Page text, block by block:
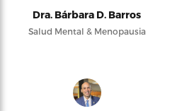
Dra. Bárbara D. Barros
Salud Mental & Menopausia